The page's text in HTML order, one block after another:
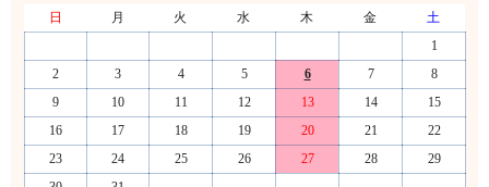
日
月 火 水 木 金
土
1
2
3 4 5 6 7
8
9
10 11 12 13 14
15
16
17 18 19 20 21
22
23
24 25 26 27 28
29